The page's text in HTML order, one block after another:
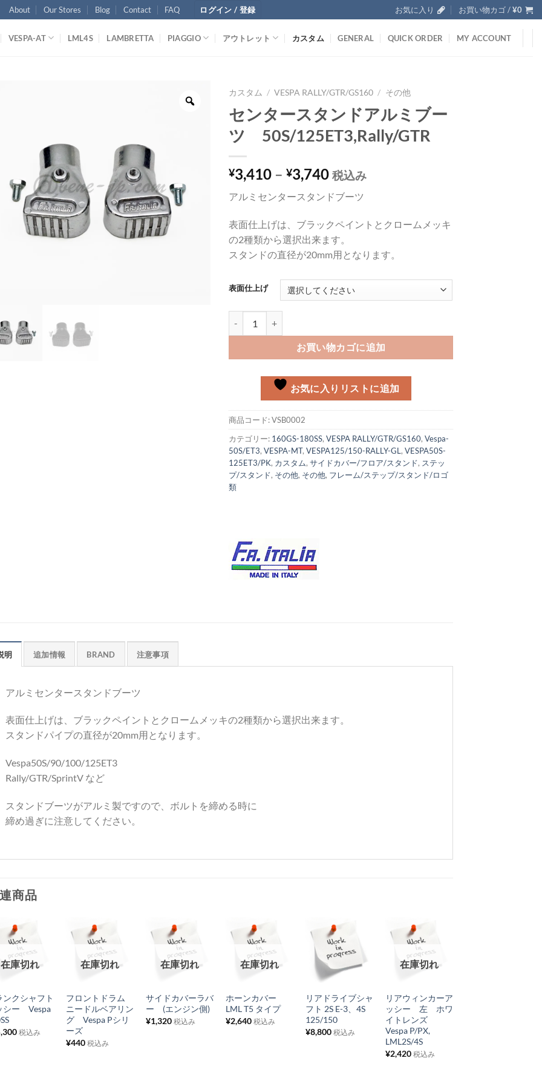
About Our Stores Blog Contact FAQ ログイン / 登録 お気に入り お買い物カゴ /¥0
VESPA-AT LML4S LAMBRETTA PIAGGIO アウトレット カスタム GENERAL QUICK ORDER MY ACCOUNT
カスタム / VESPA RALLY/GTR/GS160 / その他
センタースタンドアルミブー
ツ 50S/125ET3,Rally/GTR
¥3,410 –¥3,740 税込み
アルミセンタースタンドブーツ
表面仕上げは、ブラックペイントとクロームメッキ
の2種類から選択出来ます。
スタンドの直径が20mm用となります。
表面仕上げ
お買い物カゴに追加
お気に入りリストに追加
商品コード:VSB0002
カテゴリー: 160GS-180SS,VESPA RALLY/GTR/GS160,Vespa-
50S/ET3,VESPA-MT,VESPA125/150-RALLY-GL,VESPA50S-
125ET3/PK, カスタム,サイドカバー/フロア/スタンド, ステッ
プ/スタンド, その他, その他, フレーム/ステップ/スタンド/ロゴ
類
明 追加情報 BRAND 注意事項
アルミセンタースタンドブーツ
表面仕上げは、ブラックペイントとクロームメッキの2種類から選択出来ます。
スタンドパイプの直径が20mm用となります。
Vespa50S/90/100/125ET3
Rally/GTR/SprintV など
スタンドブーツがアルミ製ですので、ボルトを締める時に
締め過ぎに注意してください。
商品
お
気
入
リ
在庫切れ
ンクシャフト
シー Vespa
税込み
お
気
入
り
ス
在庫切れ
フロントドラム
ニードルベアリン
グ Vespa Pシリ
ーズ
¥440 税込み
お
気
入
り
在庫切れ
サイドカバーラバ
ー (エンジン側)
¥1,320 税込み
お
気
入
り
在庫切れ
ホーンカバー
LML T5 タイプ
¥2,640 税込み
お
気
入
リ
リアドライブシャ
フト 2S E-3、4S
125/150
¥8,800 税込み
お
気
入
り
リ
在庫切れ
リアウィンカーア
ッシー 左 ホワ
イトレンズ
Vespa P/PX,
LML2S/4S
¥2,420 税込み